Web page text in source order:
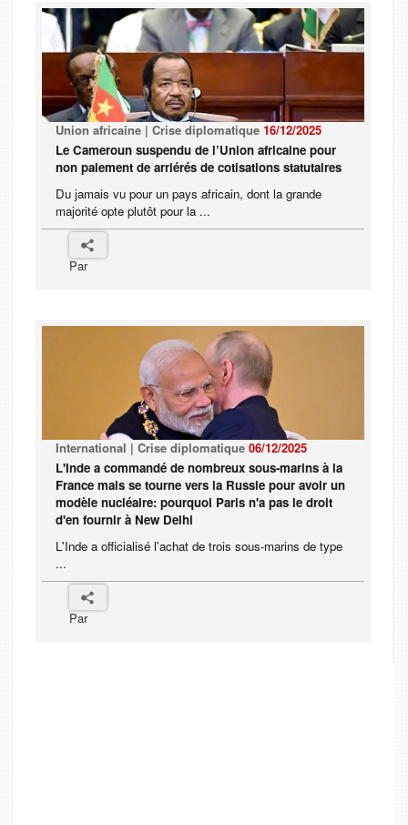
Union africaine | Crise diplomatique 16/12/2025
Le Cameroun suspendu de l’Union africaine pour
non paiement de arriérés de cotisations statutaires
Du jamais vu pour un pays africain, dont la grande
majorité opte plutôt pour la ...
Par
International | Crise diplomatique 06/12/2025
L'Inde a commandé de nombreux sous-marins à la
France mais se tourne vers la Russie pour avoir un
modèle nucléaire: pourquoi Paris n'a pas le droit
d'en fournir à New Delhi
L'Inde a officialisé l'achat de trois sous-marins de type
...
Par